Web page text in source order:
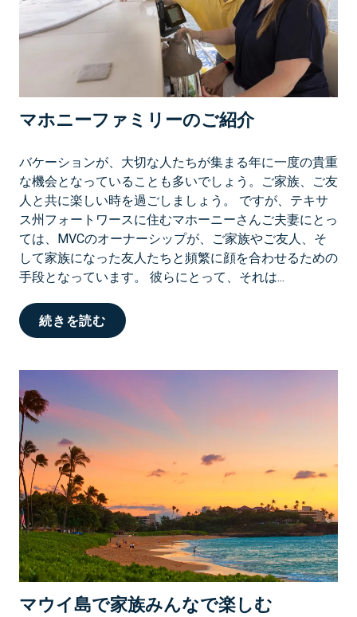
ク
世
界
各
地
究
極
の
ス
パ
バ
ケ
ョ
マホニーファミリーのご紹介
バケーションが、大切な人たちが集まる年に一度の貴重
な機会となっていることも多いでしょう。ご家族、ご友
人と共に楽しい時を過ごしましょう。 ですが、テキサ
ス州フォートワースに住むマホーニーさんご夫妻にとっ
ては、MVCのオーナーシップが、ご家族やご友人、そ
して家族になった友人たちと頻繁に顔を合わせるための
手段となっています。 彼らにとって、それは...
続きを読む
ホ
ァ
リ
ご
紹
介
マウイ島で家族みんなで楽しむ